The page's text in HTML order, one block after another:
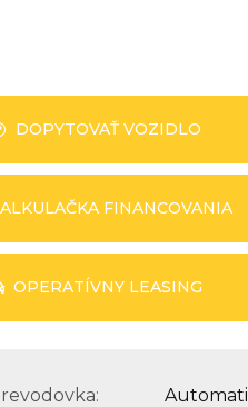
DOPYTOVAŤ VOZIDLO
FINANCOVANIA
OPERATÍVNY LEASING